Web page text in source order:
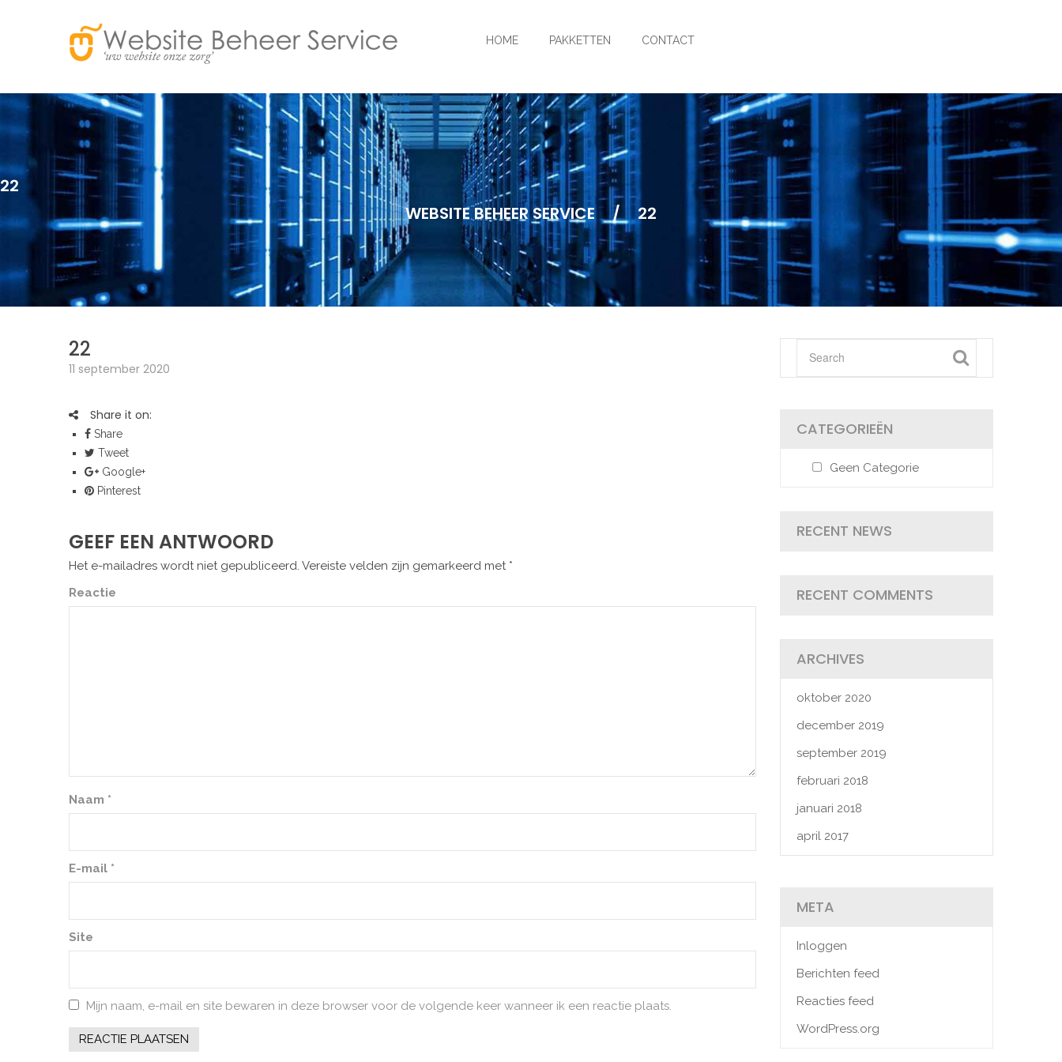
HOME PAKKETTEN CONTACT
22
WEBSITE BEHEER SERVICE
/ 22
22
11 september 2020
Share it on:
Share
Tweet
Google+
Pinterest
GEEF EEN ANTWOORD
Het e-mailadres wordt niet gepubliceerd. Vereiste velden zijn gemarkeerd met *
Reactie
Naam *
E-mail *
Site
Mijn naam, e-mail en site bewaren in deze browser voor de volgende keer wanneer ik een reactie plaats.
CATEGORIEËN
Geen Categorie
RECENT NEWS
RECENT COMMENTS
ARCHIVES
oktober 2020
december 2019
september 2019
februari 2018
januari 2018
april 2017
META
Inloggen
Berichten feed
Reacties feed
WordPress.org